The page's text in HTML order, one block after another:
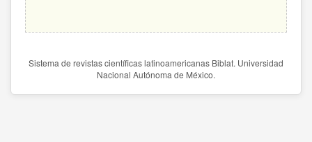
Sistema de revistas científicas latinoamericanas Biblat. Universidad
Nacional Autónoma de México.